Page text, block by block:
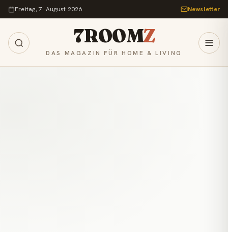
Zum Inhalt springen
Freitag, 7. August 2026 Newsletter
7ROOMZ
DAS MAGAZIN FÜR HOME & LIVING